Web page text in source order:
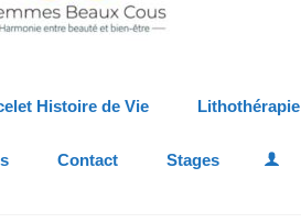
Histoire de Vie Lithothérapie
Contact Stages